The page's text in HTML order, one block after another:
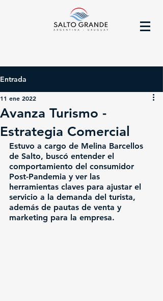
Entrada
Avanza Turismo -
Estrategia Comercial
11 ene 2022
Estuvo a cargo de Melina Barcellos
de Salto, buscó entender el
comportamiento del consumidor
Post-Pandemia y ver las
herramientas claves para ajustar el
servicio a la demanda del turista,
además de pautas de venta y
marketing para la empresa.